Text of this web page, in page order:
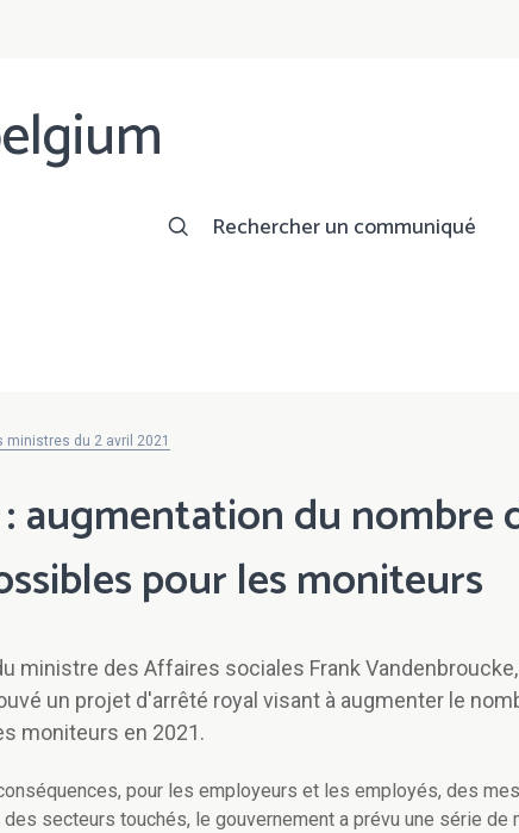
Rechercher un communiqué
ministres du 2 avril 2021
: augmentation du nombre
pour les moniteurs
ministre des Affaires sociales Frank
un projet d'arrêté royal visant à augmenter le
moniteurs en 2021.
pour les employeurs et les employés, des
secteurs touchés, le gouvernement a prévu une série de